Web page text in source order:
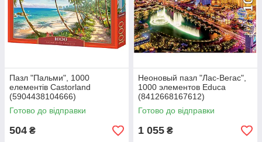
Пазл "Пальми", 1000
елементів Castorland
(5904438104666)
Готово до відправки
504 ₴
Неоновый пазл "Лас-Вегас",
1000 элементов Educa
(8412668167612)
Готово до відправки
1 055 ₴